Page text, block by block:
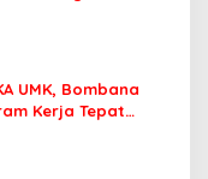
UMK, Bombana
Kerja Tepat